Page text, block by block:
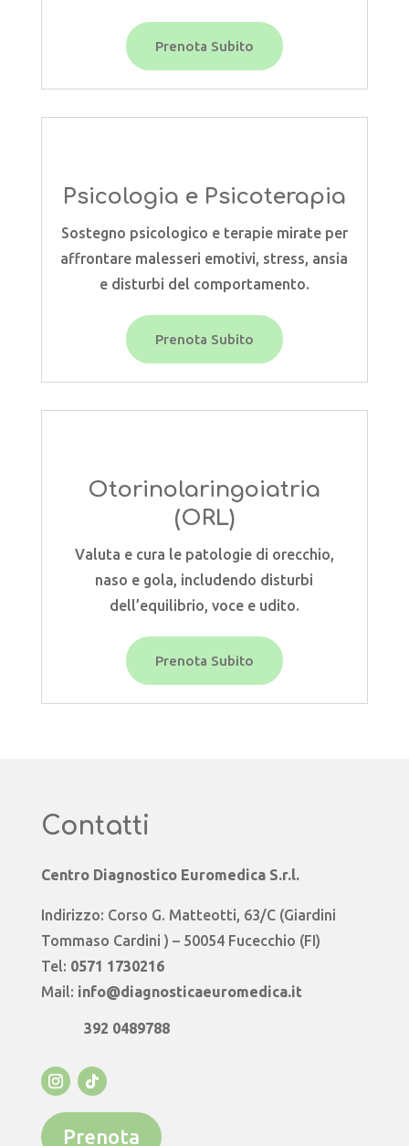
Prenota Subito
Psicologia e Psicoterapia
Sostegno psicologico e terapie mirate per
affrontare malesseri emotivi, stress, ansia
e disturbi del comportamento.
Prenota Subito
Otorinolaringoiatria
(ORL)
Valuta e cura le patologie di orecchio,
naso e gola, includendo disturbi
dell’equilibrio, voce e udito.
Prenota Subito
Contatti
Centro Diagnostico Euromedica S.r.l.
Indirizzo: Corso G. Matteotti, 63/C (Giardini
Tommaso Cardini ) – 50054 Fucecchio (FI)
Tel: 0571 1730216
Mail: info@diagnosticaeuromedica.it
392 0489788
Prenota